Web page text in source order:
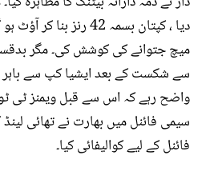
دیا ، کپتان بسمہ 42 رنز
میچ جتوانے کی کوشش کی۔ مگر
سے شکست کے بعد ایشیا کپ سے باہر
واضح رہے کہ اس سے قبل ویمنز ٹی
فائنل کے لیے کوالیفائی کیا۔